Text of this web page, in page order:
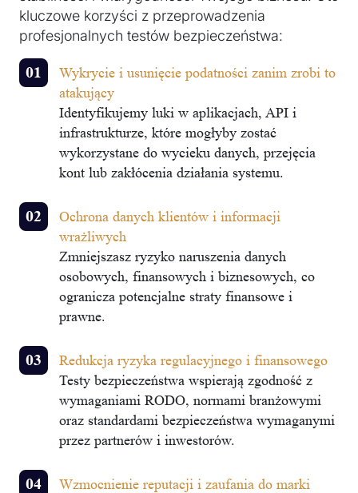
kluczowe korzyści z przeprowadzenia
profesjonalnych testów bezpieczeństwa:
Wykrycie i usunięcie podatności zanim zrobi to
atakujący
Identyfikujemy luki w aplikacjach, API i
infrastrukturze, które mogłyby zostać
wykorzystane do wycieku danych, przejęcia
kont lub zakłócenia działania systemu.
Ochrona danych klientów i informacji
wrażliwych
Zmniejszasz ryzyko naruszenia danych
osobowych, finansowych i biznesowych, co
ogranicza potencjalne straty finansowe i
prawne.
Redukcja ryzyka regulacyjnego i finansowego
Testy bezpieczeństwa wspierają zgodność z
wymaganiami RODO, normami branżowymi
oraz standardami bezpieczeństwa wymaganymi
przez partnerów i inwestorów.
Wzmocnienie reputacji i zaufania do marki